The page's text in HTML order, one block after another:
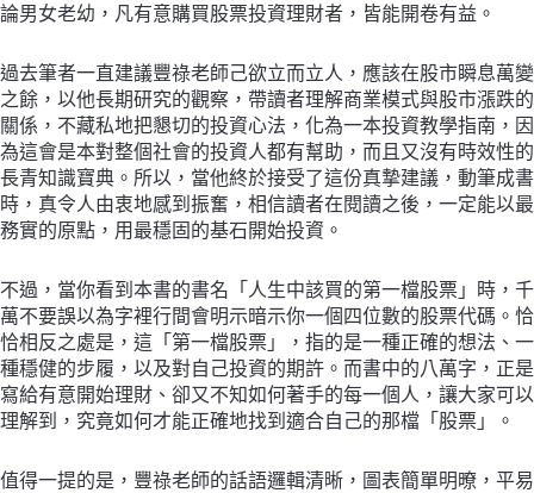
論男女老幼，凡有意購買股票投資理財者，皆能開卷有益。
過去筆者一直建議豐祿老師己欲立而立人，應該在股市瞬息萬變
之餘，以他長期研究的觀察，帶讀者理解商業模式與股市漲跌的
關係，不藏私地把懇切的投資心法，化為一本投資教學指南，因
為這會是本對整個社會的投資人都有幫助，而且又沒有時效性的
長青知識寶典。所以，當他終於接受了這份真摯建議，動筆成書
時，真令人由衷地感到振奮，相信讀者在閱讀之後，一定能以最
務實的原點，用最穩固的基石開始投資。
不過，當你看到本書的書名「人生中該買的第一檔股票」時，千
萬不要誤以為字裡行間會明示暗示你一個四位數的股票代碼。恰
恰相反之處是，這「第一檔股票」，指的是一種正確的想法、一
種穩健的步履，以及對自己投資的期許。而書中的八萬字，正是
寫給有意開始理財、卻又不知如何著手的每一個人，讓大家可以
理解到，究竟如何才能正確地找到適合自己的那檔「股票」。
值得一提的是，豐祿老師的話語邏輯清晰，圖表簡單明暸，平易